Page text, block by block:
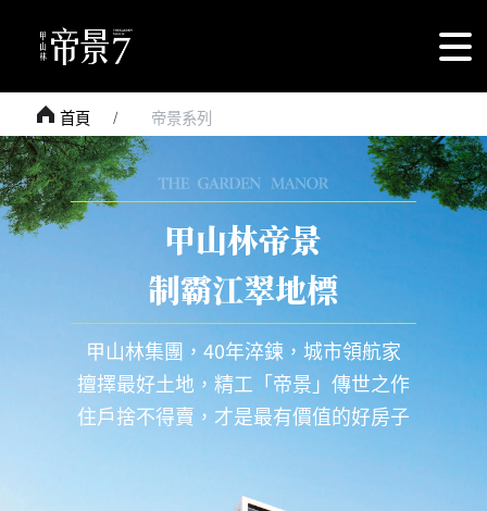
首頁 帝景系列
甲山林帝景
制霸江翠地標
甲山林集團，40年淬鍊，城市領航家
擅擇最好土地，精工「帝景」傳世之作
住戶捨不得賣，才是最有價值的好房子